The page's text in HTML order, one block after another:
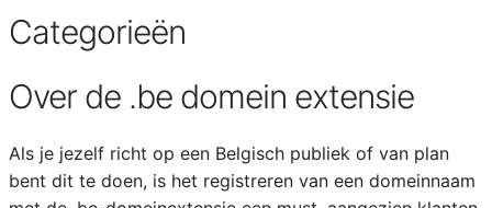
Categorieën
Over de .be domein extensie
Als je jezelf richt op een Belgisch publiek of van plan
bent dit te doen, is het registreren van een domeinnaam